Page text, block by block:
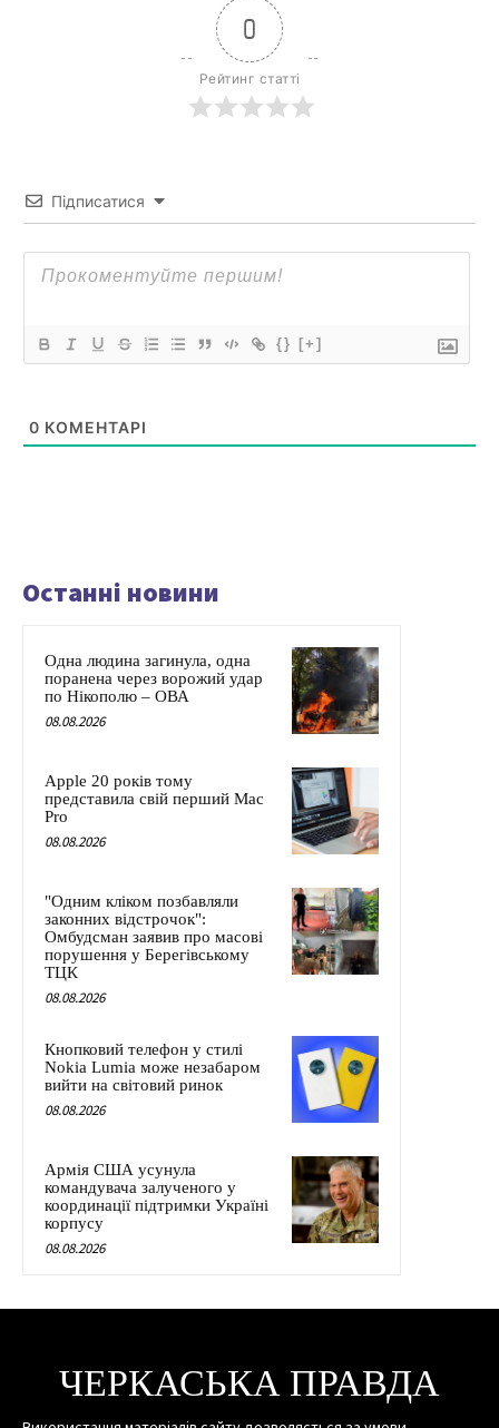
0
Рейтинг статті
Підписатися
{} [+]
0 КОМЕНТАРІ
Останні новини
Одна людина загинула, одна
поранена через ворожий удар
по Нікополю – ОВА
08.08.2026
Apple 20 років тому
представила свій перший Mac
Pro
08.08.2026
"Одним кліком позбавляли
законних відстрочок":
Омбудсман заявив про масові
порушення у Берегівському
ТЦК
08.08.2026
Кнопковий телефон у стилі
Nokia Lumia може незабаром
вийти на світовий ринок
08.08.2026
Армія США усунула
командувача залученого у
координації підтримки Україні
корпусу
08.08.2026
ЧЕРКАСЬКА ПРАВДА